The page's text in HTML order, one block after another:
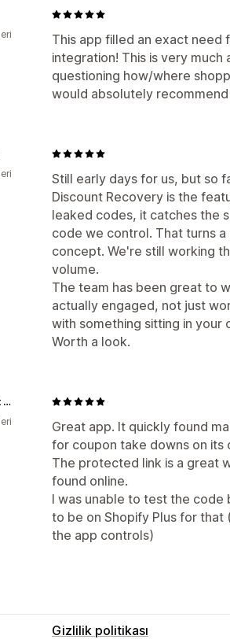
This app filled an exact need
integration! This is very
questioning how/where
would absolutely recommend
Still early days for us, but so
Discount Recovery is the
leaked codes, it catches the
code we control. That turns
concept. We're still working
volume.
The team has been great to
actually engaged, not just
with something sitting in your
Worth a look.
Great app. It quickly found
for coupon take downs on its
The protected link is a great
found online.
I was unable to test the code
to be on Shopify Plus for that
the app controls)
Jest Paint - Face Paint Store
Gizlilik politikası